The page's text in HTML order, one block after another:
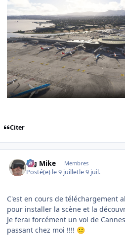
Citer
Big Mike Membres
Posté(e) le 9 juilletle 9 juil.
C'est en cours de téléchargement
pour installer la scène et la
Je ferai forcément un vol de
passant chez moi !!!! 🙂